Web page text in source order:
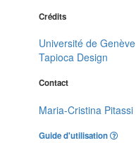
Crédits
Université de Genève
Tapioca Design
Contact
Maria-Cristina Pitassi
Guide d'utilisation